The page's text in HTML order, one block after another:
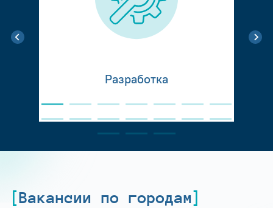
Разработка
Вакансии по городам